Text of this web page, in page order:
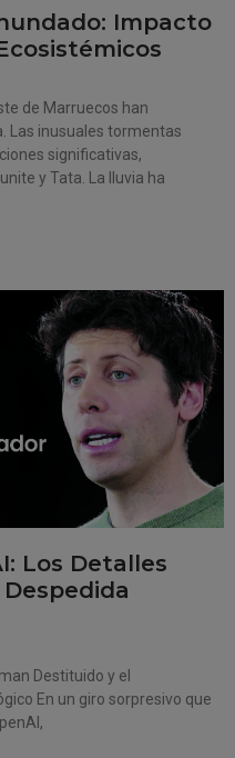
Impacto
de Marruecos han
Las inusuales tormentas
significativas,
y Tata. La lluvia ha
Los Detalles
Destituido y el
En un giro sorpresivo que